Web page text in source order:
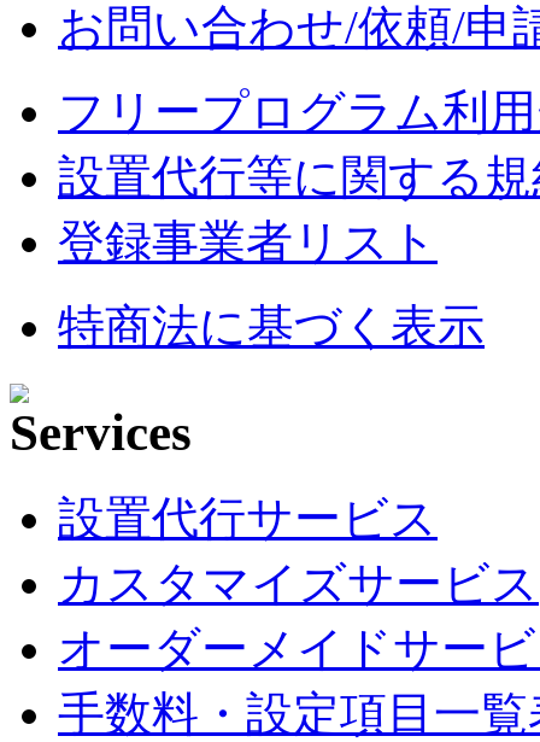
お問い合わせ/依頼/申
フリープログラム利
設置代行等に関する
登録事業者リスト
特商法に基づく表示
設置代行サービス
カスタマイズサービス
オーダーメイドサー
手数料・設定項目一覧